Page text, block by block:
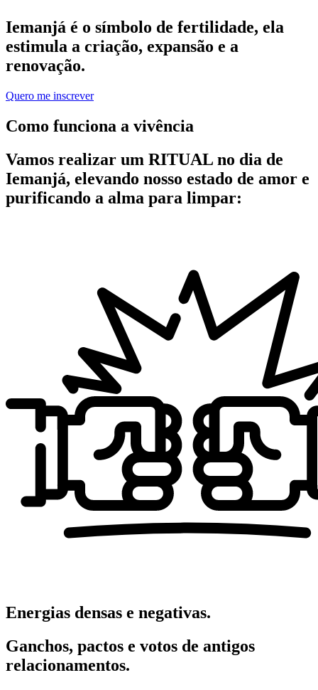
Iemanjá é o símbolo de fertilidade, ela
estimula a criação, expansão e a
renovação.
Quero me inscrever
Como funciona a vivência
Vamos realizar um RITUAL no dia de
Iemanjá, elevando nosso estado de amor e
purificando a alma para limpar:
Energias densas e negativas.
Ganchos, pactos e votos de antigos
relacionamentos.